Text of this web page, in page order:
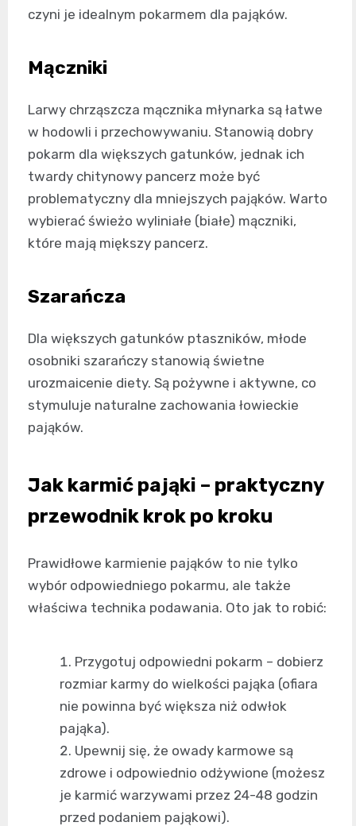
czyni je idealnym pokarmem dla pająków.
Mączniki
Larwy chrząszcza mącznika młynarka są łatwe
w hodowli i przechowywaniu. Stanowią dobry
pokarm dla większych gatunków, jednak ich
twardy chitynowy pancerz może być
problematyczny dla mniejszych pająków. Warto
wybierać świeżo wyliniałe (białe) mączniki,
które mają miększy pancerz.
Szarańcza
Dla większych gatunków ptaszników, młode
osobniki szarańczy stanowią świetne
urozmaicenie diety. Są pożywne i aktywne, co
stymuluje naturalne zachowania łowieckie
pająków.
Jak karmić pająki – praktyczny
przewodnik krok po kroku
Prawidłowe karmienie pająków to nie tylko
wybór odpowiedniego pokarmu, ale także
właściwa technika podawania. Oto jak to robić:
Przygotuj odpowiedni pokarm – dobierz
rozmiar karmy do wielkości pająka (ofiara
nie powinna być większa niż odwłok
pająka).
Upewnij się, że owady karmowe są
zdrowe i odpowiednio odżywione (możesz
je karmić warzywami przez 24-48 godzin
przed podaniem pająkowi).